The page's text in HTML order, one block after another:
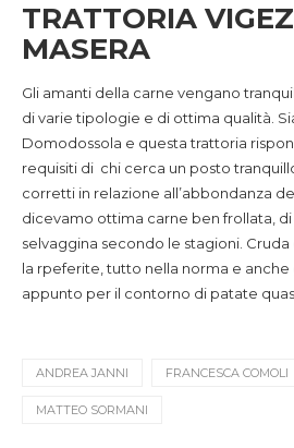
TRATTORIA
MASERA
Gli amanti della carne vengano
di varie tipologie e di ottima qualità.
Domodossola e questa trattoria
requisiti di chi cerca un posto
corretti in relazione all’abbondanza
dicevamo ottima carne ben frollata,
selvaggina secondo le stagioni.
la rpeferite, tutto nella norma e anche
appunto per il contorno di patate
ANDREA JANNI FRANCESCA COMOLI
MATTEO SORMANI